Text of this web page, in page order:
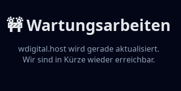
🚧 Wartungsarbeiten
wdigital.host wird gerade aktualisiert.
Wir sind in Kürze wieder erreichbar.